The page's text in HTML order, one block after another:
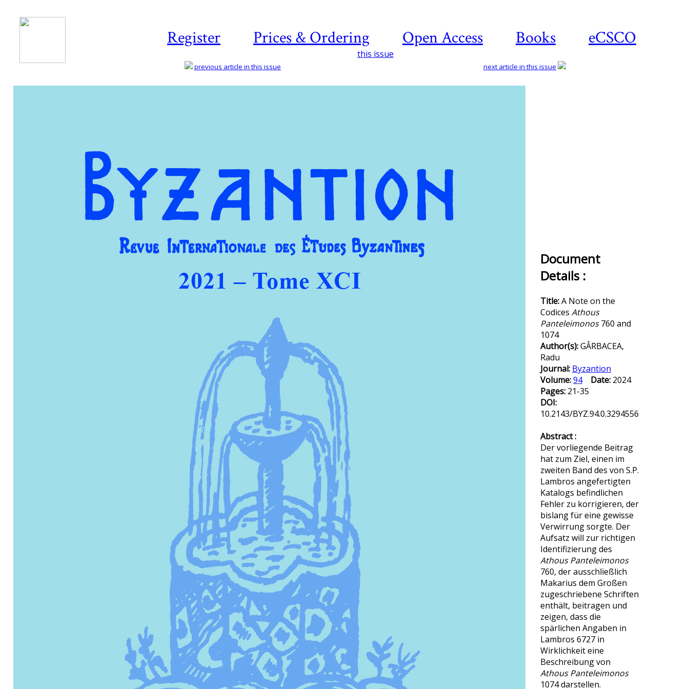
Register Prices & Ordering Open Access Books eCSCO
this issue
previous article in this issue next article in this issue
Document
Details :
Title:A Note on the
Codices Athous
Panteleimonos760 and
1074
Author(s):GÂRBACEA,
Radu
Journal: Byzantion
Volume:94 Date: 2024
Pages: 21-35
DOI:
10.2143/BYZ.94.0.3294556
Abstract :
Der vorliegende Beitrag
hat zum Ziel, einen im
zweiten Band des von S.P.
Lambros angefertigten
Katalogs befindlichen
Fehler zu korrigieren, der
bislang für eine gewisse
Verwirrung sorgte. Der
Aufsatz will zur richtigen
Identifizierung des
Athous Panteleimonos
760, der ausschließlich
Makarius dem Großen
zugeschriebene Schriften
enthält, beitragen und
zeigen, dass die
spärlichen Angaben in
Lambros 6727 in
Wirklichkeit eine
Beschreibung von
Athous Panteleimonos
1074 darstellen.